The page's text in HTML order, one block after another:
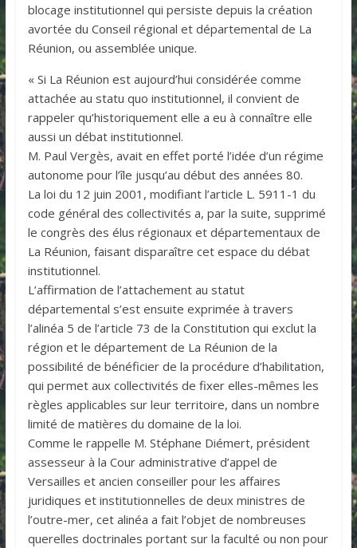
blocage institutionnel qui persiste depuis la création
avortée du Conseil régional et départemental de La
Réunion, ou assemblée unique.
« Si La Réunion est aujourd’hui considérée comme
attachée au statu quo institutionnel, il convient de
rappeler qu’historiquement elle a eu à connaître elle
aussi un débat institutionnel.
M. Paul Vergès, avait en effet porté l’idée d’un régime
autonome pour l’île jusqu’au début des années 80.
La loi du 12 juin 2001, modifiant l’article L. 5911-1 du
code général des collectivités a, par la suite, supprimé
le congrès des élus régionaux et départementaux de
La Réunion, faisant disparaître cet espace du débat
institutionnel.
L’affirmation de l’attachement au statut
départemental s’est ensuite exprimée à travers
l’alinéa 5 de l’article 73 de la Constitution qui exclut la
région et le département de La Réunion de la
possibilité de bénéficier de la procédure d’habilitation,
qui permet aux collectivités de fixer elles-mêmes les
règles applicables sur leur territoire, dans un nombre
limité de matières du domaine de la loi.
Comme le rappelle M. Stéphane Diémert, président
assesseur à la Cour administrative d’appel de
Versailles et ancien conseiller pour les affaires
juridiques et institutionnelles de deux ministres de
l’outre-mer, cet alinéa a fait l’objet de nombreuses
querelles doctrinales portant sur la faculté ou non pour